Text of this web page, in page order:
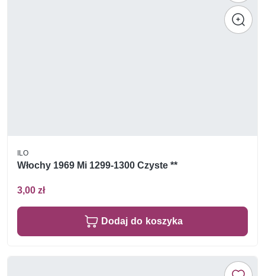
ILO
Włochy 1969 Mi 1299-1300 Czyste **
3,00 zł
Dodaj do koszyka